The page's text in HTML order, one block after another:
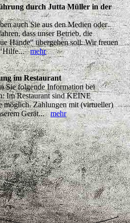
durch Jutta Müller in der
auch Sie aus den Medien oder
dass unser Betrieb, die
Hände" übergehen soll. Wir freuen
"Hilfe...mehr
im Restaurant
Sie folgende Information bei
Im Restaurant sind KEINE
möglich. Zahlungen mit (virtueller)
Gerät...mehr